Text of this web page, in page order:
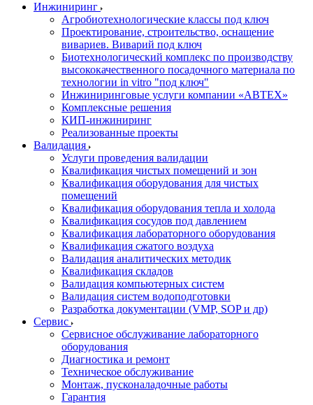
Инжиниринг
Агробиотехнологические классы под ключ
Проектирование, строительство, оснащение
вивариев. Виварий под ключ
Биотехнологический комплекс по производству
высококачественного посадочного материала по
технологии in vitro "под ключ"
Инжиниринговые услуги компании «АВТЕХ»
Комплексные решения
КИП-инжиниринг
Реализованные проекты
Валидация
Услуги проведения валидации
Квалификация чистых помещений и зон
Квалификация оборудования для чистых
помещений
Квалификация оборудования тепла и холода
Квалификация сосудов под давлением
Квалификация лабораторного оборудования
Квалификация сжатого воздуха
Валидация аналитических методик
Квалификация складов
Валидация компьютерных систем
Валидация систем водоподготовки
Разработка документации (VMP, SOP и др)
Cервис
Сервисное обслуживание лабораторного
оборудования
Диагностика и ремонт
Техническое обслуживание
Монтаж, пусконаладочные работы
Гарантия